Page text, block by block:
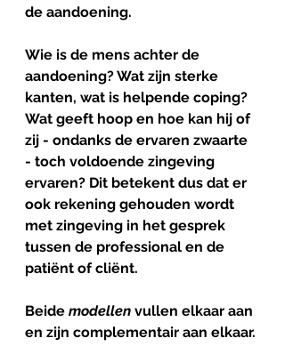
de aandoening.
Wie is de mens achter de
aandoening? Wat zijn sterke
kanten, wat is helpende coping?
Wat geeft hoop en hoe kan hij of
zij - ondanks de ervaren zwaarte
- toch voldoende zingeving
ervaren? Dit betekent dus dat er
ook rekening gehouden wordt
met zingeving in het gesprek
tussen de professional en de
patiënt of cliënt.
Beide modellen vullen elkaar aan
en zijn complementair aan elkaar.